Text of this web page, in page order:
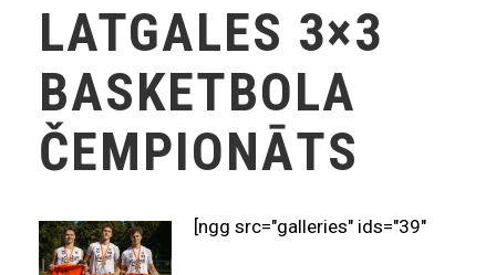
LATGALES 3×3
BASKETBOLA
ČEMPIONĀTS
[ngg src="galleries" ids="39"